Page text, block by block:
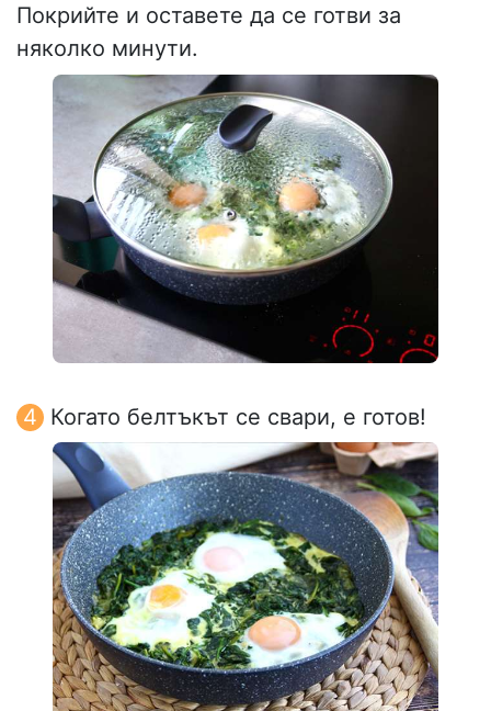
Покрийте и оставете да се готви за
няколко минути.
Когато белтъкът се свари, е готов!